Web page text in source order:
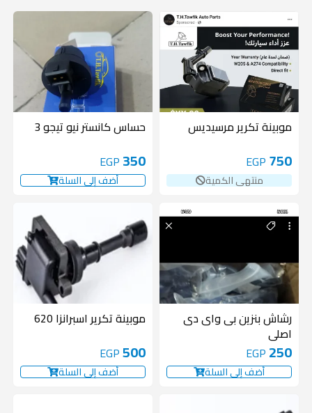
غير متوفرموبينة تكرير مرسيديس
750
EGP
منتهى الكمية
حساس كانستر نيو تيجو 3
350
EGP
أضف إلى السلة
رشاش بنزين بى واى دى
اصلى
250
EGP
أضف إلى السلة
موبينة تكرير اسبرانزا 620
500
EGP
أضف إلى السلة